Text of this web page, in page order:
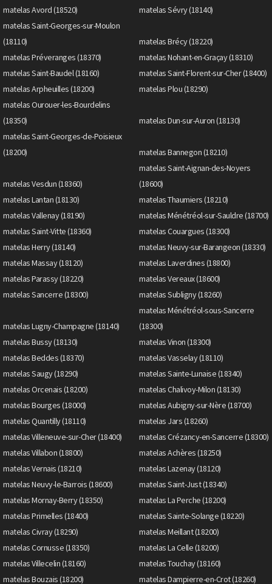
matelas Avord (18520)
matelas Sévry (18140)
matelas Saint-Georges-sur-Moulon
(18110)
matelas Brécy (18220)
matelas Préveranges (18370)
matelas Nohant-en-Graçay (18310)
matelas Saint-Baudel (18160)
matelas Saint-Florent-sur-Cher (18400)
matelas Arpheuilles (18200)
matelas Plou (18290)
matelas Ourouer-les-Bourdelins
(18350)
matelas Dun-sur-Auron (18130)
matelas Saint-Georges-de-Poisieux
(18200)
matelas Bannegon (18210)
matelas Vesdun (18360)
matelas Saint-Aignan-des-Noyers
(18600)
matelas Lantan (18130)
matelas Thaumiers (18210)
matelas Vallenay (18190)
matelas Ménétréol-sur-Sauldre (18700)
matelas Saint-Vitte (18360)
matelas Couargues (18300)
matelas Herry (18140)
matelas Neuvy-sur-Barangeon (18330)
matelas Massay (18120)
matelas Laverdines (18800)
matelas Parassy (18220)
matelas Vereaux (18600)
matelas Sancerre (18300)
matelas Subligny (18260)
matelas Lugny-Champagne (18140)
matelas Ménétréol-sous-Sancerre
(18300)
matelas Bussy (18130)
matelas Vinon (18300)
matelas Beddes (18370)
matelas Vasselay (18110)
matelas Saugy (18290)
matelas Sainte-Lunaise (18340)
matelas Orcenais (18200)
matelas Chalivoy-Milon (18130)
matelas Bourges (18000)
matelas Aubigny-sur-Nère (18700)
matelas Quantilly (18110)
matelas Jars (18260)
matelas Villeneuve-sur-Cher (18400)
matelas Crézancy-en-Sancerre (18300)
matelas Villabon (18800)
matelas Achères (18250)
matelas Vernais (18210)
matelas Lazenay (18120)
matelas Neuvy-le-Barrois (18600)
matelas Saint-Just (18340)
matelas Mornay-Berry (18350)
matelas La Perche (18200)
matelas Primelles (18400)
matelas Sainte-Solange (18220)
matelas Civray (18290)
matelas Meillant (18200)
matelas Cornusse (18350)
matelas La Celle (18200)
matelas Villecelin (18160)
matelas Touchay (18160)
matelas Bouzais (18200)
matelas Dampierre-en-Crot (18260)